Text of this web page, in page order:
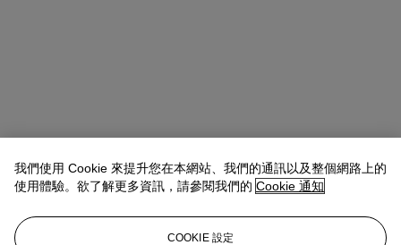
我們使用 Cookie 來提升您在本網站、我們的通訊以及整個網路上的
使用體驗。欲了解更多資訊，請參閱我們的 Cookie 通知
COOKIE 設定